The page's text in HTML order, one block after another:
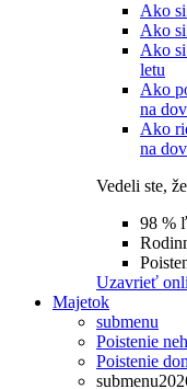
Ako
Ako
Ako
letu
Ako
na
Ako
na
Vedeli ste,
98 %
Uzavrieť
Majetok
submenu
Poistenie
Poistenie